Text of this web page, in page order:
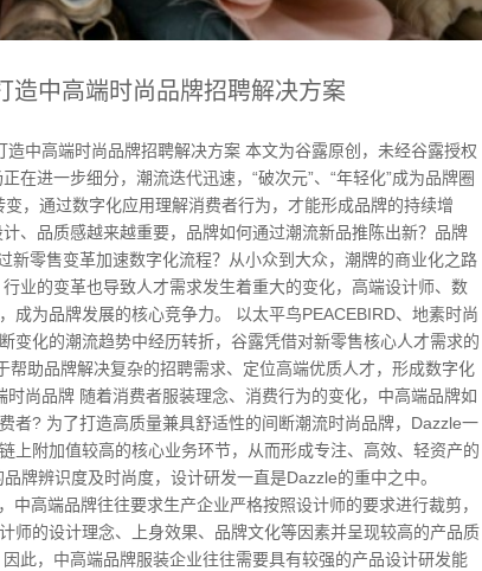
造中高端时尚品牌招聘解决方案
中高端时尚品牌招聘解决方案 本文为谷露原创，未经谷露授权
进一步细分，潮流迭代迅速，“破次元”、“年轻化”成为品牌圈
，通过数字化应用理解消费者行为，才能形成品牌的持续增
、品质感越来越重要，品牌如何通过潮流新品推陈出新？品牌
零售变革加速数字化流程？从小众到大众，潮牌的商业化之路
业的变革也导致人才需求发生着重大的变化，高端设计师、数
成为品牌发展的核心竞争力。 以太平鸟PEACEBIRD、地素时尚
变化的潮流趋势中经历转折，谷露凭借对新零售核心人才需求的
助品牌解决复杂的招聘需求、定位高端优质人才，形成数字化
尚品牌 随着消费者服装理念、消费行为的变化，中高端品牌如
者? 为了打造高质量兼具舒适性的间断潮流时尚品牌，Dazzle一
上附加值较高的核心业务环节，从而形成专注、高效、轻资产的
牌辨识度及时尚度，设计研发一直是Dazzle的重中之中。
高端品牌往往要求生产企业严格按照设计师的要求进行裁剪，
师的设计理念、上身效果、品牌文化等因素并呈现较高的产品质
此，中高端品牌服装企业往往需要具有较强的产品设计研发能